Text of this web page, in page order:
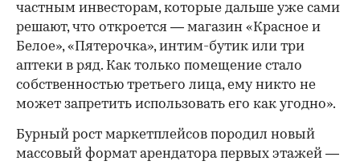
частным инвесторам, которые дальше уже сами
решают, что откроется — магазин «Красное и
Белое», «Пятерочка», интим-бутик или три
аптеки в ряд. Как только помещение стало
собственностью третьего лица, ему никто не
может запретить использовать его как угодно».
Бурный рост маркетплейсов породил новый
массовый формат арендатора первых этажей —